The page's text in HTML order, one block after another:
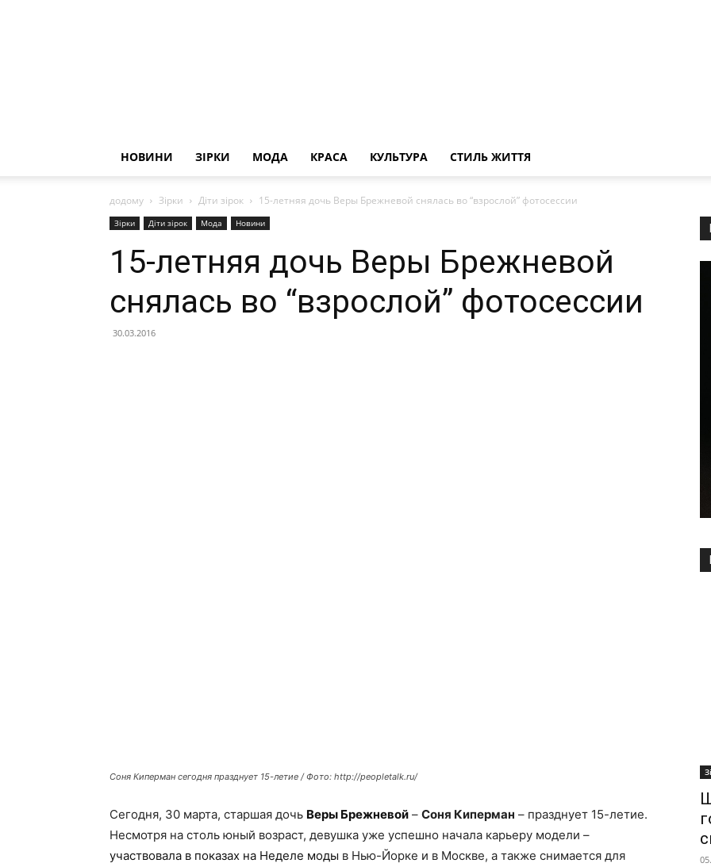
НОВИНИ ЗІРКИ МОДА КРАСА КУЛЬТУРА СТИЛЬ ЖИТТЯ
додому Зірки Діти зірок 15-летняя дочь Веры Брежневой снялась во “взрослой” фотосессии
Зірки Діти зірок Мода Новини
15-летняя дочь Веры Брежневой
снялась во “взрослой” фотосессии
30.03.2016
Соня Киперман сегодня празднует 15-летие / Фото: http://peopletalk.ru/
Сегодня, 30 марта, старшая дочь Веры Брежневой – Соня Киперман – празднует 15-летие.
Несмотря на столь юный возраст, девушка уже успешно начала карьеру модели –
участвовала в показах на Неделе моды в Нью-Йорке и в Москве, а также снимается для